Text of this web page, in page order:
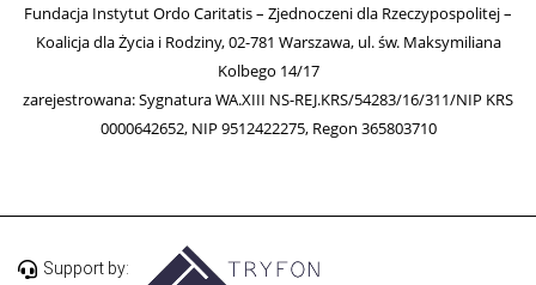
Fundacja Instytut Ordo Caritatis – Zjednoczeni dla Rzeczypospolitej –
Koalicja dla Życia i Rodziny, 02-781 Warszawa, ul. św. Maksymiliana
Kolbego 14/17
zarejestrowana: Sygnatura WA.XIII NS-REJ.KRS/54283/16/311/NIP KRS
0000642652, NIP 9512422275, Regon 365803710
Support by: